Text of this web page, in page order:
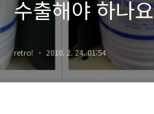
수출해야 하나
retro! 2010. 2. 24. 01:54